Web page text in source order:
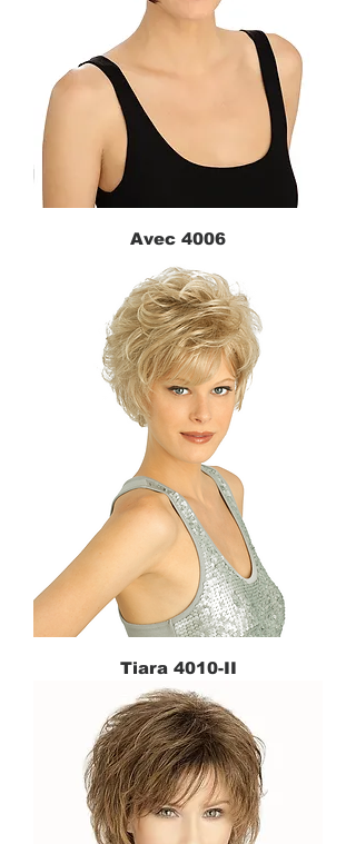
Avec 4006
Tiara 4010-II